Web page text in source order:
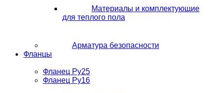
Материалы и комплектующие
для теплого пола
Арматура безопасности
Фланцы
Фланец Ру25
Фланец Ру16